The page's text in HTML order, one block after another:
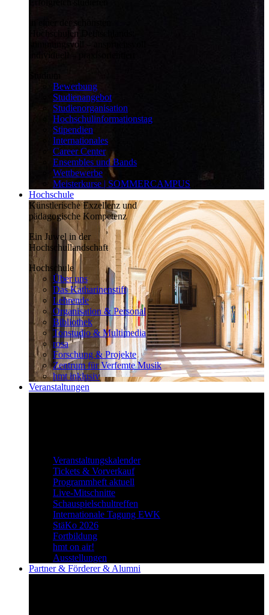
in einer der schönsten
Hochschulen Deutschlands:
stimmungsvoll – anspruchsvoll –
individuell – praxisorientiert
Bewerbung
Studienangebot
Studienorganisation
Hochschulinformationstag
Stipendien
Internationales
Career Center
Ensembles und Bands
Wettbewerbe
Meisterkurse | SOMMERCAMPUS
Hochschule
Künstlerische Exzellenz und
pädagogische Kompetenz
Ein Juwel in der
Hochschullandschaft
Hochschule
Über uns
Das Katharinenstift
Lehrende
Organisation & Personal
Bibliothek
Tonstudio & Multimedia
rosa
Forschung & Projekte
Zentrum für Verfemte Musik
hmt inklusiv
Veranstaltungen
Veranstaltungskalender
Tickets & Vorverkauf
Programmheft aktuell
Live-Mitschnitte
Schauspielschultreffen
Internationale Tagung EWK
StäKo 2026
Fortbildung
hmt on air!
Ausstellungen
Partner & Förderer & Alumni